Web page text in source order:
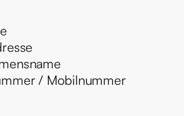
/ Mobilnummer